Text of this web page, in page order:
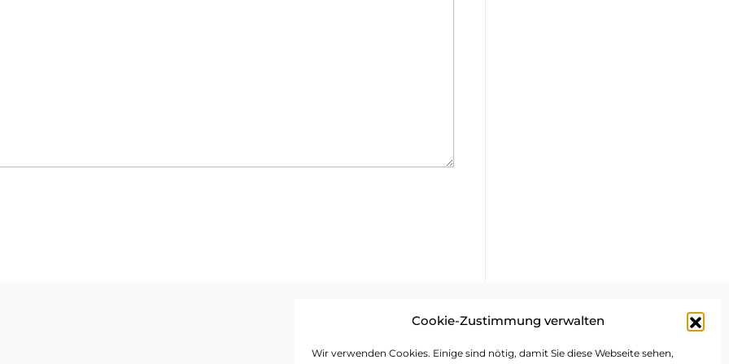
Cookie-Zustimmung verwalten
Wir verwenden Cookies. Einige sind nötig, damit Sie diese Webseite sehen,